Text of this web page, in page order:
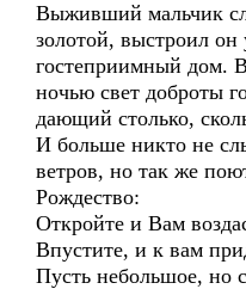
Выживший мальчик
золотой, выстроил он
гостеприимный дом.
ночью свет доброты
дающий столько,
И больше никто не
ветров, но так же
Рождество:
Откройте и Вам
Впустите, и к вам
Пусть небольшое, но